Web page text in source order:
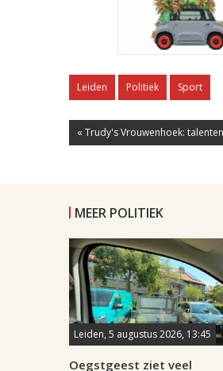
Leiden Politiek Sport
« Trudy's Vrouwenhoek:
MEER POLITIEK
Leiden, 5 augustus 2026, 13:45
Oegstgeest ziet veel